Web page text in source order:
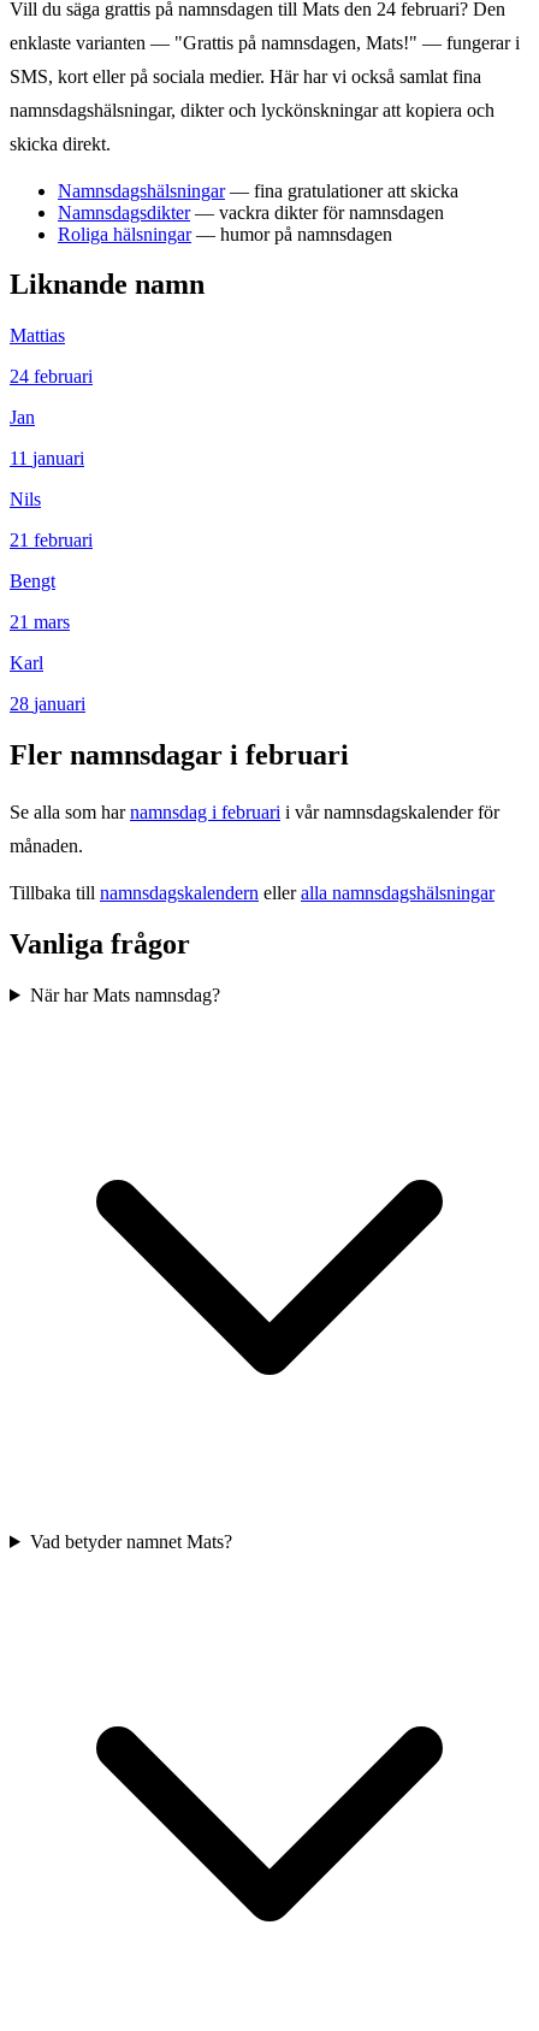
Vill du säga grattis på namnsdagen till Mats den 24 februari? Den
enklaste varianten — "Grattis på namnsdagen, Mats!" — fungerar i
SMS, kort eller på sociala medier. Här har vi också samlat fina
namnsdagshälsningar, dikter och lyckönskningar att kopiera och
skicka direkt.
Namnsdagshälsningar — fina gratulationer att skicka
Namnsdagsdikter— vackra dikter för namnsdagen
Roliga hälsningar— humor på namnsdagen
Liknande namn
Mattias
24 februari
Jan
11 januari
Nils
21 februari
Bengt
21 mars
Karl
28 januari
Fler namnsdagar i februari
Se alla som har namnsdag i februari i vår namnsdagskalender för
månaden.
Tillbaka till namnsdagskalendern elleralla namnsdagshälsningar
Vanliga frågor
När har Mats namnsdag?
Vad betyder namnet Mats?